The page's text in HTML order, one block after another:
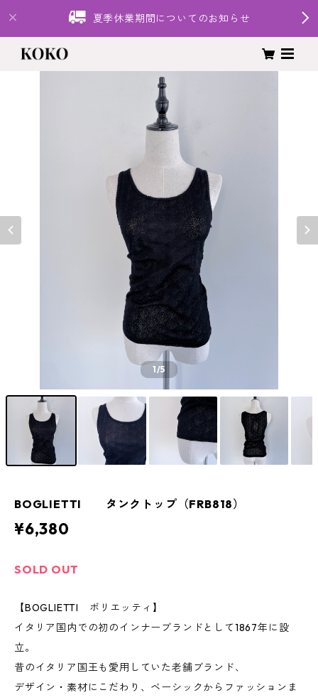
夏季休業期間についてのお知らせ
1/5
BOGLIETTI タンクトップ（FRB818）
¥6,380
SOLD OUT
【BOGLIETTI ボリエッティ】
イタリア国内での初のインナーブランドとして1867年に設
立。
昔のイタリア国王も愛用していた老舗ブランド、
デザイン・素材にこだわり、ベーシックからファッションま